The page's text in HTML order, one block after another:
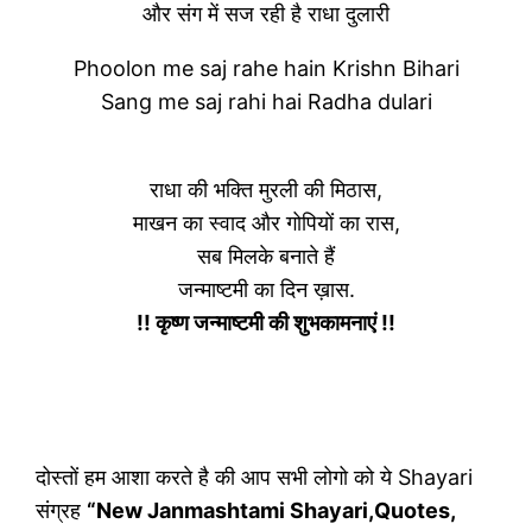
और संग में सज रही है राधा दुलारी
Phoolon me saj rahe hain Krishn Bihari
Sang me saj rahi hai Radha dulari
राधा की भक्ति मुरली की मिठास,
माखन का स्वाद और गोपियों का रास,
सब मिलके बनाते हैं
जन्माष्टमी का दिन ख़ास.
!! कृष्ण जन्माष्टमी की शुभकामनाएं !!
दोस्तों हम आशा करते है की आप सभी लोगो को ये Shayari
संग्रह “New Janmashtami Shayari,Quotes,